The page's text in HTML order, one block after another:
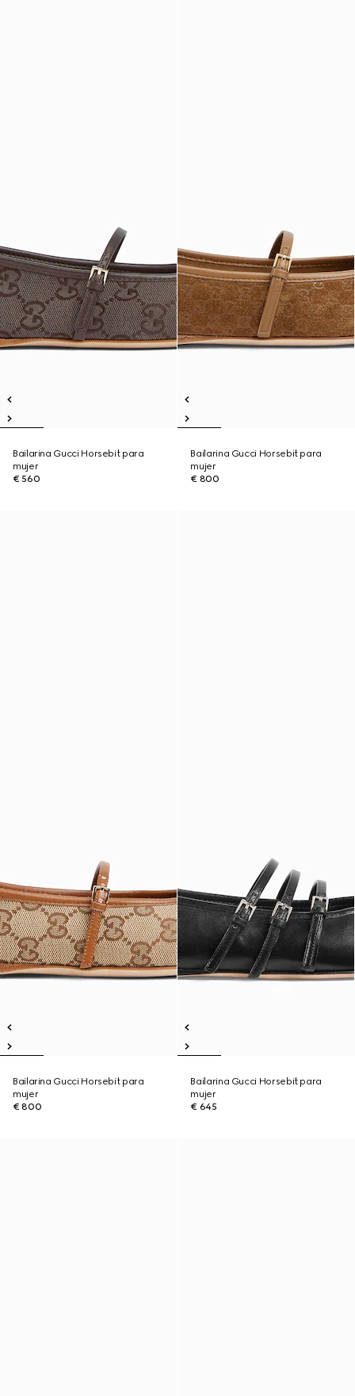
Bailarina Gucci Horsebit para
mujer
€ 560
Bailarina Gucci Horsebit para
mujer
€ 800
Bailarina Gucci Horsebit para
mujer
€ 800
Bailarina Gucci Horsebit para
mujer
€ 645